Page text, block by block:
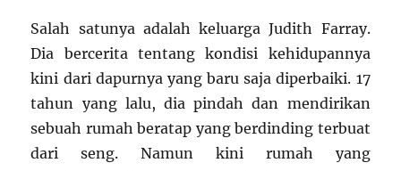
Salah satunya adalah keluarga Judith Farray.
Dia bercerita tentang kondisi kehidupannya
kini dari dapurnya yang baru saja diperbaiki. 17
tahun yang lalu, dia pindah dan mendirikan
sebuah rumah beratap yang berdinding terbuat
dari seng. Namun kini rumah yang